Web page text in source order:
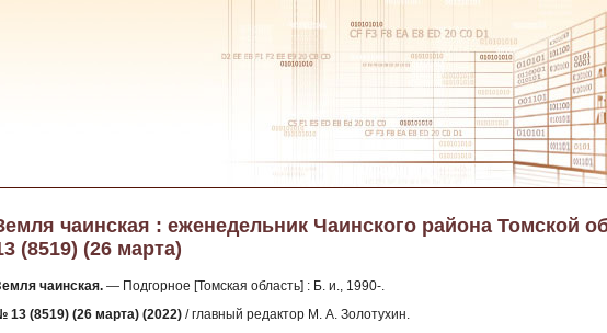
чаинская : еженедельник Чаинского района Томской
(8519) (26 марта)
чаинская. — Подгорное [Томская область] : Б. и., 1990-.
13 (8519) (26 марта) (2022) / главный редактор М. А. Золотухин.